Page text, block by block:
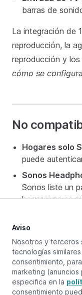
barras de
La integración de
reproducción, la
reproducción y
cómo se configura
No
Hogares solo
puede
Sonos
Sonos liste un
hogar y no se
Actualizado en:
Página anterior
Configuración
Aviso
Nosotros y terceros
tecnologías
consentimiento,
marketing
especifica en la
consentimiento